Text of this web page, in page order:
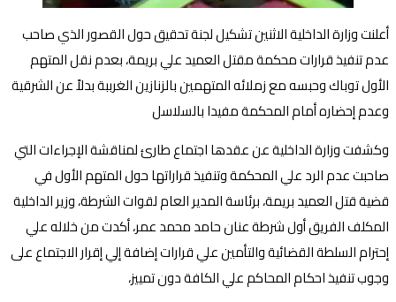
أعلنت وزارة الداخلية الاثنين تشكيل لجنة تحقيق حول القصور الذي صاحب
عدم تنفيذ قرارات محكمة مقتل العميد علي بريمة، بعدم نقل المتهم
الأول توباك وحبسه مع زملائه المتهمين بالزنازين الغرببة بدلاً عن الشرقية
وعدم إحضاره أمام المحكمة مفيدا بالسلاسل
وكشفت وزارة الداخلية عن عقدها اجتماع طارئ لمناقشة الإجراءات التي
صاحبت عدم الرد علي المحكمة وتنفيذ قراراتها حول المتهم الأول في
قضية قتل العميد بريمة، برئاسة المدير العام لقوات الشرطة، وزير الداخلية
المكلف الفريق أول شرطة عنان حامد محمد عمر، أكدت من خلاله علي
إحترام السلطة القضائية والتأمين علي قرارات إضافة إلي إقرار الاجتماع على
وجوب تنفيذ احكام المحاكم علي الكافة دون تمييز،